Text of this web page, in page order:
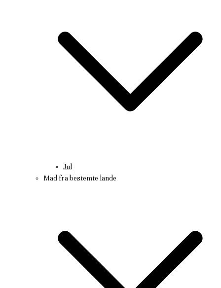
Jul
Mad fra bestemte lande